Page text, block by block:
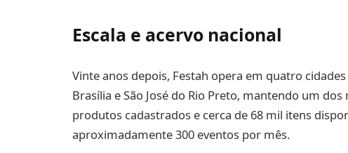
Escala e acervo nacional
Vinte anos depois, Festah opera em quatro
Brasília e São José do Rio Preto, mantendo um
produtos cadastrados e cerca de 68 mil itens
aproximadamente 300 eventos por mês.